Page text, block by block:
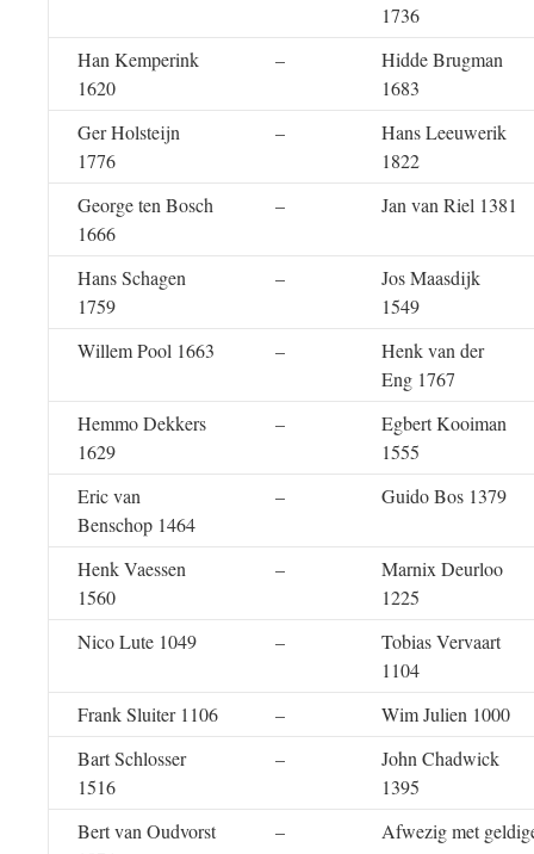
1736
Han Kemperink
1620
–
Hidde Brugman
1683
Ger Holsteijn
1776
–
Hans Leeuwerik
1822
George ten Bosch
1666
– Jan van Riel 1381
Hans Schagen
1759
–
Jos Maasdijk
1549
Willem Pool 1663
–
Henk van der
Eng 1767
Hemmo Dekkers
1629
–
Egbert Kooiman
1555
Eric van
Benschop 1464
– Guido Bos 1379
Henk Vaessen
1560
–
Marnix Deurloo
1225
Nico Lute 1049
–
Tobias Vervaart
1104
Frank Sluiter 1106
–
Wim Julien 1000
Bart Schlosser
1516
–
John Chadwick
1395
Bert van Oudvorst
– Afwezig met